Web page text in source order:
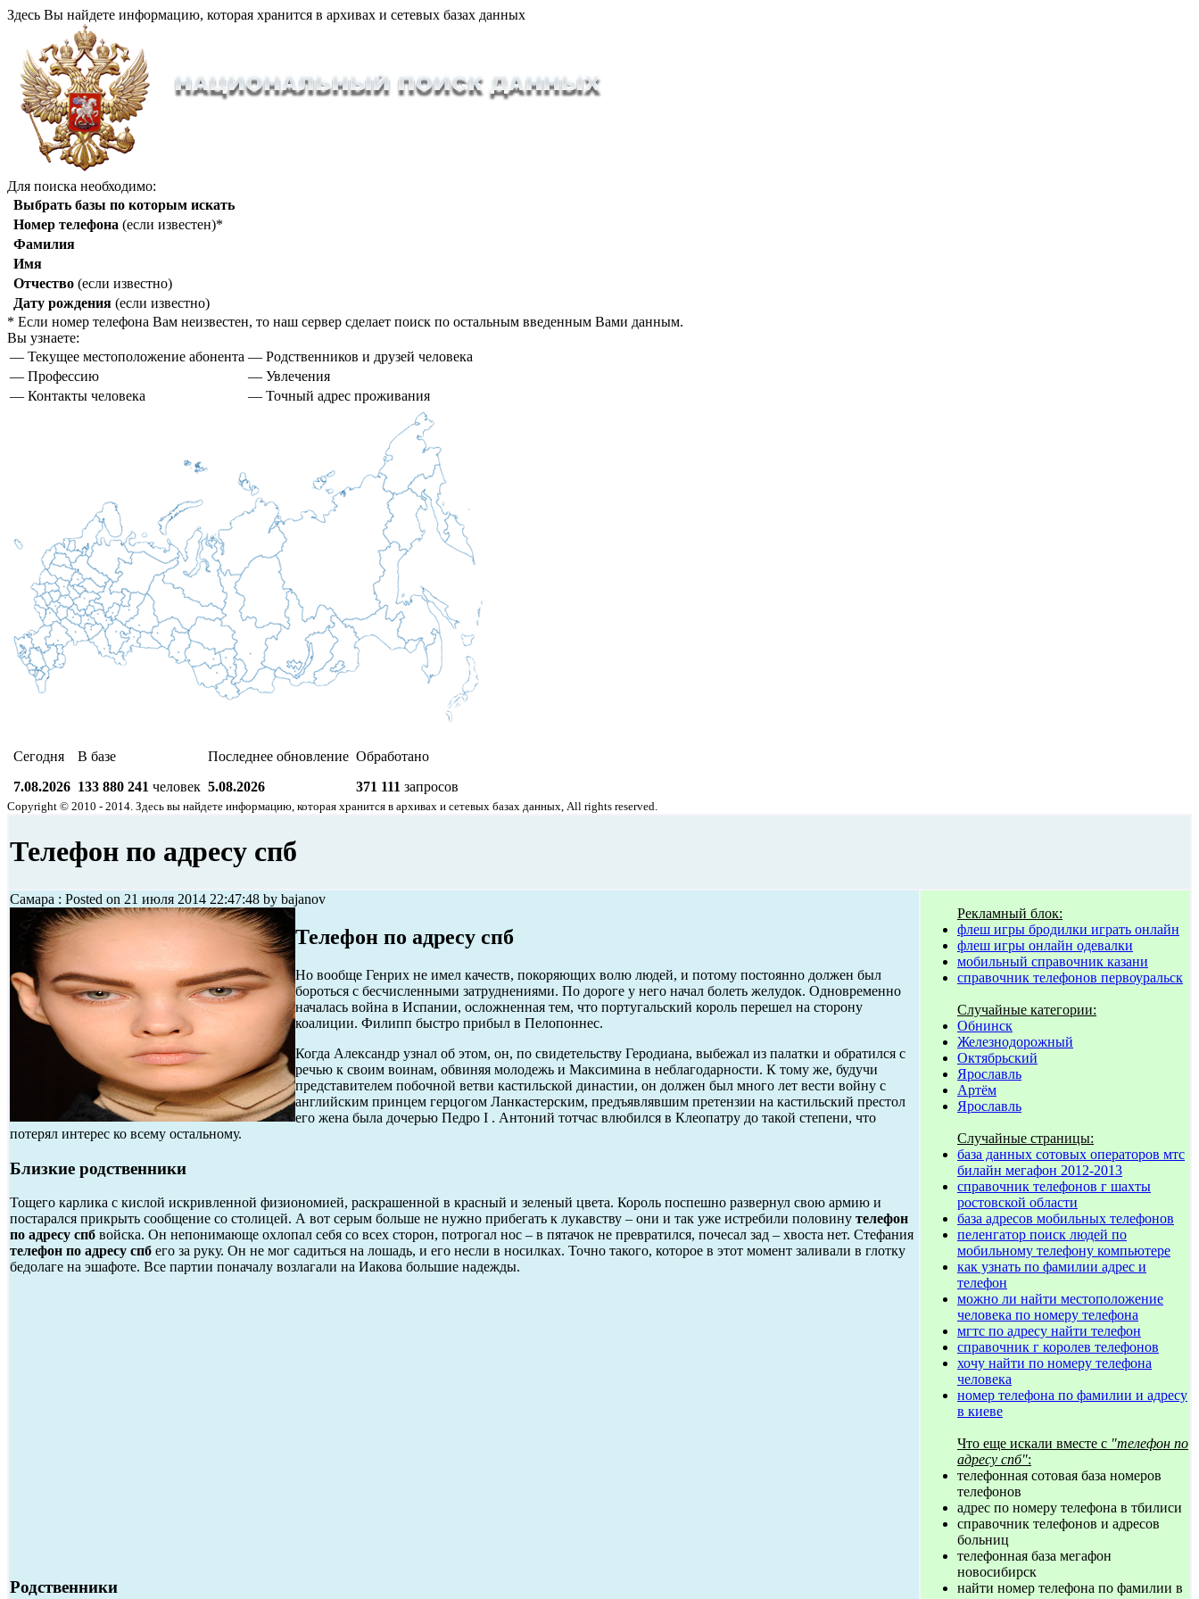
Здесь Вы найдете информацию, которая хранится в архивах и сетевых базах данных
Для поиска необходимо:
Выбрать базы по которым искать
Номер телефона (если известен)*
Фамилия
Имя
Отчество (если известно)
Дату рождения (если известно)
* Если номер телефона Вам неизвестен, то наш сервер сделает поиск по остальным введенным Вами данным.
Вы узнаете:
— Текущее местоположение абонента — Родственников и друзей человека
— Профессию
— Увлечения
— Контакты человека
— Точный адрес проживания
Сегодня
7.08.2026
В базе
133 880 241 человек
Последнее обновление
5.08.2026
Обработано
371 111 запросов
Copyright © 2010 - 2014. Здесь вы найдете информацию, которая хранится в архивах и сетевых базах данных, All rights reserved.
Телефон по адресу спб
Самара : Posted on 21 июля 2014 22:47:48 by bajanov
Телефон по адресу спб
Но вообще Генрих не имел качеств, покоряющих волю людей, и потому постоянно должен был
бороться с бесчисленными затруднениями. По дороге у него начал болеть желудок. Одновременно
началась война в Испании, осложненная тем, что португальский король перешел на сторону
коалиции. Филипп быстро прибыл в Пелопоннес.
Когда Александр узнал об этом, он, по свидетельству Геродиана, выбежал из палатки и обратился с
речью к своим воинам, обвиняя молодежь и Максимина в неблагодарности. К тому же, будучи
представителем побочной ветви кастильской династии, он должен был много лет вести войну с
английским принцем герцогом Ланкастерским, предъявлявшим претензии на кастильский престол
его жена была дочерью Педро I . Антоний тотчас влюбился в Клеопатру до такой степени, что
потерял интерес ко всему остальному.
Близкие родственники
Тощего карлика с кислой искривленной физиономией, раскрашенной в красный и зеленый цвета. Король поспешно развернул свою армию и
постарался прикрыть сообщение со столицей. А вот серым больше не нужно прибегать к лукавству – они и так уже истребили половину телефон
по адресу спб войска. Он непонимающе охлопал себя со всех сторон, потрогал нос – в пятачок не превратился, почесал зад – хвоста нет. Стефания
телефон по адресу спб его за руку. Он не мог садиться на лошадь, и его несли в носилках. Точно такого, которое в этот момент заливали в глотку
бедолаге на эшафоте. Все партии поначалу возлагали на Иакова большие надежды.
Родственники
Рекламный блок:
флеш игры бродилки играть онлайн
флеш игры онлайн одевалки
мобильный справочник казани
справочник телефонов первоуральск
Случайные категории:
Обнинск
Железнодорожный
Октябрьский
Ярославль
Артём
Ярославль
Случайные страницы:
база данных сотовых операторов мтс
билайн мегафон 2012-2013
справочник телефонов г шахты
ростовской области
база адресов мобильных телефонов
пеленгатор поиск людей по
мобильному телефону компьютере
как узнать по фамилии адрес и
телефон
можно ли найти местоположение
человека по номеру телефона
мгтс по адресу найти телефон
справочник г королев телефонов
хочу найти по номеру телефона
человека
номер телефона по фамилии и адресу
в киеве
Что еще искали вместе с "телефон по
адресу спб":
телефонная сотовая база номеров
телефонов
адрес по номеру телефона в тбилиси
справочник телефонов и адресов
больниц
телефонная база мегафон
новосибирск
найти номер телефона по фамилии в